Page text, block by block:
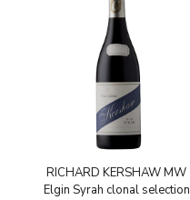
RICHARD KERSHAW MW
Elgin Syrah clonal selection